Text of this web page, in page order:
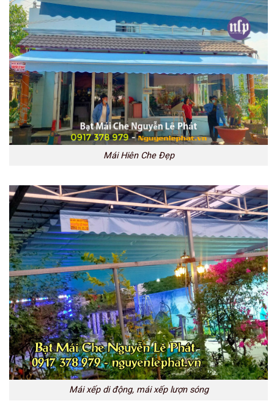
Mái Hiên Che Đẹp
Mái xếp di động, mái xếp lượn sóng